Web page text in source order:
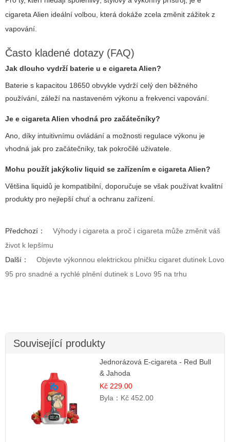
cigareta Alien ideální volbou, která dokáže zcela změnit zážitek z
vapování.
Často kladené dotazy (FAQ)
Jak dlouho vydrží baterie u e cigareta Alien?
Baterie s kapacitou 18650 obvykle vydrží celý den běžného
používání, záleží na nastaveném výkonu a frekvenci vapování.
Je e cigareta Alien vhodná pro začátečníky?
Ano, díky intuitivnímu ovládání a možnosti regulace výkonu je
vhodná jak pro začátečníky, tak pokročilé uživatele.
Mohu použít jakýkoliv liquid se zařízením e cigareta Alien?
Většina liquidů je kompatibilní, doporučuje se však používat kvalitní
produkty pro nejlepší chuť a ochranu zařízení.
Předchozí：
Výhody i cigareta a proč i cigareta může změnit váš
život k lepšímu
Další：
Objevte výkonnou elektrickou plničku cigaret dutinek Lovo
95 pro snadné a rychlé plnění dutinek s Lovo 95 na trhu
Související produkty
Jednorázová E-cigareta - Red Bull
& Jahoda
Kč 229.00
Byla： Kč 452.00